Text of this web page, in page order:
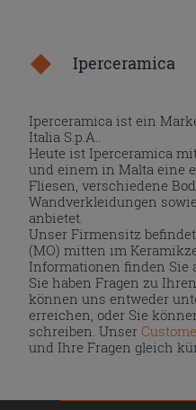
Iperceramica
Iperceramica ist ein
Italia S.p.A..
Heute ist Iperceramica
und einem in Malta eine
Fliesen, verschiedene
Wandverkleidungen
anbietet.
Unser Firmensitz
(MO) mitten im
Informationen finden Sie
Sie haben Fragen zu
können uns entweder
erreichen, oder Sie
schreiben. Unser
und Ihre Fragen gleich